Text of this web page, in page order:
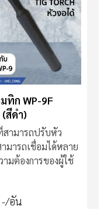
ทิก WP-9F
สีดำ)
ามารถปรับหัว
มารถเชื่อมได้หลาย
มต้องการของผู้ใช้
/อัน